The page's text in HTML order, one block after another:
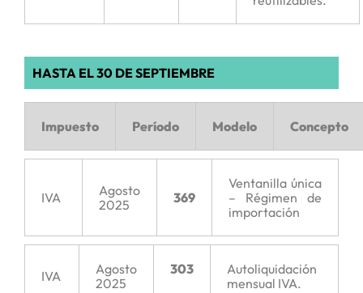
HASTA EL 30 DE SEPTIEMBRE
Impuesto Período Modelo Concepto
IVA
Agosto
2025
369
Ventanilla única
– Régimen de
importación
IVA
Agosto
2025
303
Autoliquidación
mensual IVA.